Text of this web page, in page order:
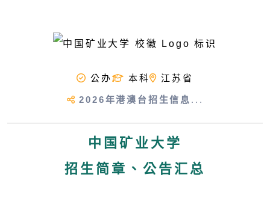
公办 本科 江苏省
2026年港澳台招生信息 ...
中国矿业大学
招生简章、公告汇总